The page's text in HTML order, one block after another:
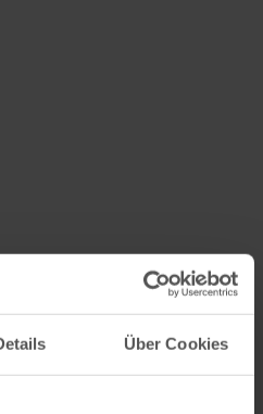
Über Cookies